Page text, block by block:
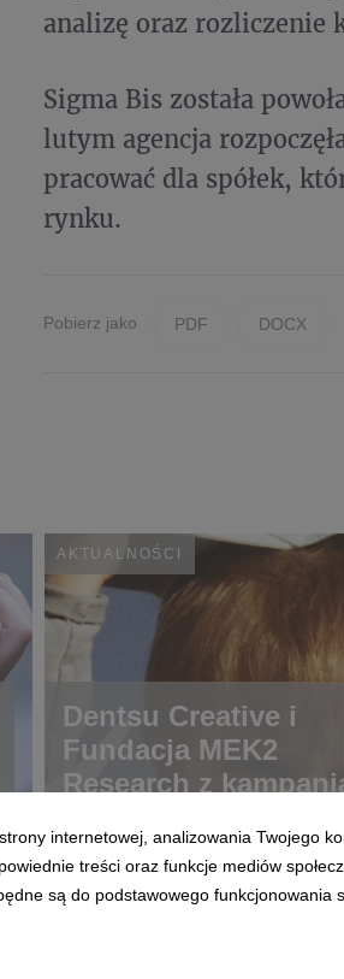
analizę oraz rozliczenie
Sigma Bis została
lutym agencja
pracować dla spółek,
rynku.
Pobierz jako PDF DOCX
AKTUALNOŚCI
Dentsu Creative i
Fundacja MEK2
Research z
internetowej, analizowania Twojego
treści oraz funkcje mediów
są do podstawowego